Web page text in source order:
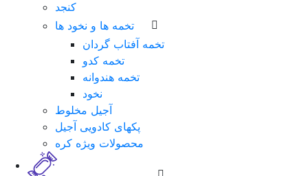
کنجد
تخمه ها و نخود ها
تخمه آفتاب گردان
تخمه کدو
تخمه هندوانه
نخود
آجیل مخلوط
پکهای کادویی آجیل
محصولات ویژه کره